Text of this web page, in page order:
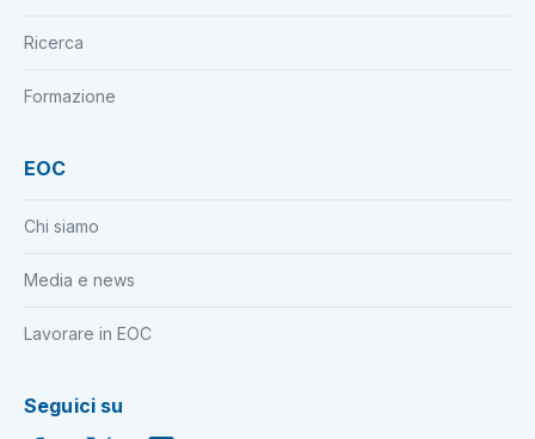
Ricerca
Formazione
EOC
Chi siamo
Media e news
Lavorare in EOC
Seguici su